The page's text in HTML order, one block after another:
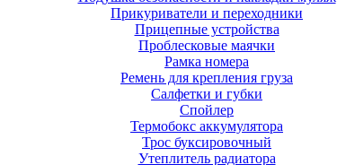
Прикуриватели и переходники
Прицепные устройства
Проблесковые маячки
Рамка номера
Ремень для крепления груза
Салфетки и губки
Спойлер
Термобокс аккумулятора
Трос буксировочный
Утеплитель радиатора